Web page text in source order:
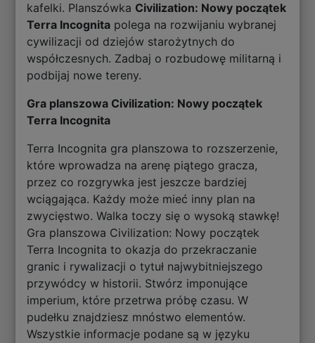
kafelki. Planszówka Civilization: Nowy początek
Terra Incognita polega na rozwijaniu wybranej
cywilizacji od dziejów starożytnych do
współczesnych. Zadbaj o rozbudowę militarną i
podbijaj nowe tereny.
Gra planszowa Civilization: Nowy początek
Terra Incognita
Terra Incognita gra planszowa to rozszerzenie,
które wprowadza na arenę piątego gracza,
przez co rozgrywka jest jeszcze bardziej
wciągająca. Każdy może mieć inny plan na
zwycięstwo. Walka toczy się o wysoką stawkę!
Gra planszowa Civilization: Nowy początek
Terra Incognita to okazja do przekraczanie
granic i rywalizacji o tytuł najwybitniejszego
przywódcy w historii. Stwórz imponujące
imperium, które przetrwa próbę czasu. W
pudełku znajdziesz mnóstwo elementów.
Wszystkie informacje podane są w języku